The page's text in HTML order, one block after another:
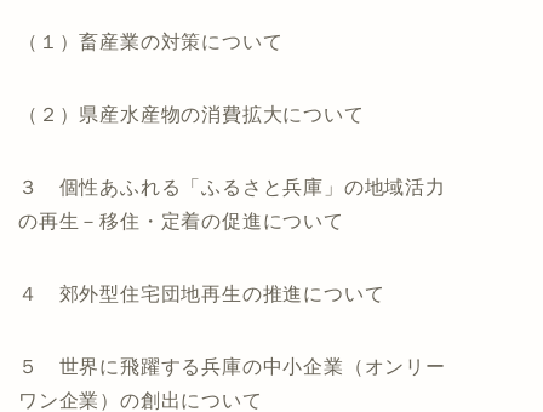
（１）畜産業の対策について
（２）県産水産物の消費拡大について
３ 個性あふれる「ふるさと兵庫」の地域活力
の再生－移住・定着の促進について
４ 郊外型住宅団地再生の推進について
５ 世界に飛躍する兵庫の中小企業（オンリー
ワン企業）の創出について